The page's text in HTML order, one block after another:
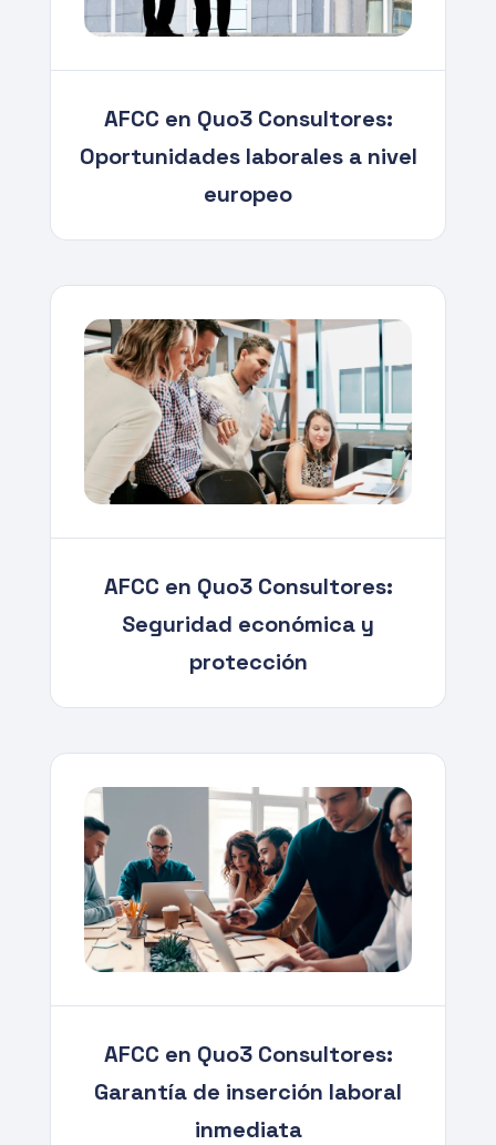
AFCC en Quo3 Consultores:
Oportunidades laborales a nivel
europeo
AFCC en Quo3 Consultores:
Seguridad económica y
protección
AFCC en Quo3 Consultores:
Garantía de inserción laboral
inmediata